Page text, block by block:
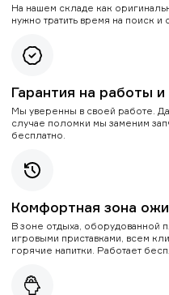
На нашем складе как
нужно тратить время на поиск
Гарантия на работы и
Мы уверенны в своей работе.
случае поломки мы заменим
бесплатно.
Комфортная зона
В зоне отдыха, оборудованной
игровыми приставками, всем
горячие напитки. Работает